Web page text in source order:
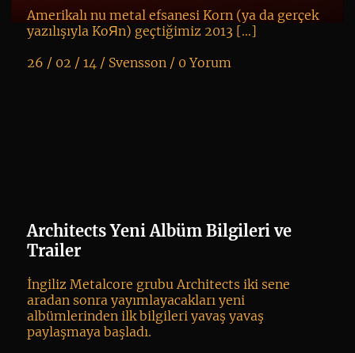
Amerikalı nu metal efsanesi Korn (ya da gerçek
yazılışıyla KoЯn) geçtiğimiz 2013 […]
26 / 02 / 14 / Svensson/ 0 Yorum
Architects Yeni Albüm Bilgileri ve
Trailer
İngiliz Metalcore grubu Architects iki sene
aradan sonra yayımlayacakları yeni
albümlerinden ilk bilgileri yavaş yavaş
paylaşmaya başladı.